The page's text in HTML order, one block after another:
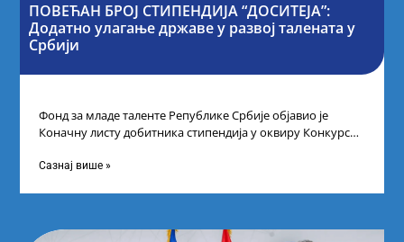
ПОВЕЋАН БРОЈ СТИПЕНДИЈА “ДОСИТЕЈА”:
Додатно улагање државе у развој талената у
Србији
Фонд за младе таленте Републике Србије објавио је
Коначну листу добитника стипендија у оквиру Конкурса
Сазнај више »